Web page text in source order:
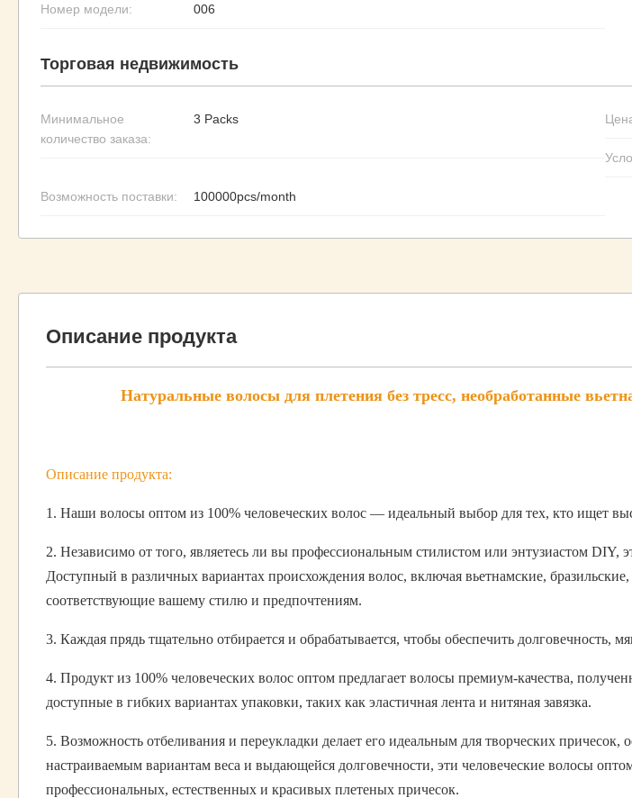
Номер модели: 006
Торговая недвижимость
Минимальное
количество заказа:
3 Packs
Возможность поставки: 100000pcs/month
Описание продукта
Натуральные волосы для плетения без тресс, необработанные
Описание продукта:
1. Наши волосы оптом из 100% человеческих волос — идеальный выбор для тех, кто ищет
2. Независимо от того, являетесь ли вы профессиональным стилистом или энтузиастом DIY,
Доступный в различных вариантах происхождения волос, включая вьетнамские,
соответствующие вашему стилю и предпочтениям.
3. Каждая прядь тщательно отбирается и обрабатывается, чтобы обеспечить долговечность,
4. Продукт из 100% человеческих волос оптом предлагает волосы премиум-качества,
доступные в гибких вариантах упаковки, таких как эластичная лента и нитяная завязка.
5. Возможность отбеливания и переукладки делает его идеальным для творческих
настраиваемым вариантам веса и выдающейся долговечности, эти человеческие волосы
профессиональных, естественных и красивых плетеных причесок.